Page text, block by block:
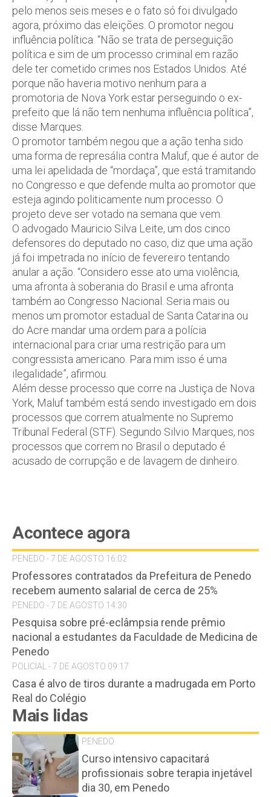
pelo menos seis meses e o fato só foi divulgado
agora, próximo das eleições. O promotor negou
influência política. “Não se trata de perseguição
política e sim de um processo criminal em razão
dele ter cometido crimes nos Estados Unidos. Até
porque não haveria motivo nenhum para a
promotoria de Nova York estar perseguindo o ex-
prefeito que lá não tem nenhuma influência política”,
disse Marques.
O promotor também negou que a ação tenha sido
uma forma de represália contra Maluf, que é autor de
uma lei apelidada de “mordaça”, que está tramitando
no Congresso e que defende multa ao promotor que
esteja agindo politicamente num processo. O
projeto deve ser votado na semana que vem.
O advogado Mauricio Silva Leite, um dos cinco
defensores do deputado no caso, diz que uma ação
já foi impetrada no início de fevereiro tentando
anular a ação. “Considero esse ato uma violência,
uma afronta à soberania do Brasil e uma afronta
também ao Congresso Nacional. Seria mais ou
menos um promotor estadual de Santa Catarina ou
do Acre mandar uma ordem para a polícia
internacional para criar uma restrição para um
congressista americano. Para mim isso é uma
ilegalidade”, afirmou.
Além desse processo que corre na Justiça de Nova
York, Maluf também está sendo investigado em dois
processos que correm atualmente no Supremo
Tribunal Federal (STF). Segundo Silvio Marques, nos
processos que correm no Brasil o deputado é
acusado de corrupção e de lavagem de dinheiro.
Acontece agora
PENEDO - 7 DE AGOSTO 16:02
Professores contratados da Prefeitura de Penedo
recebem aumento salarial de cerca de 25%
PENEDO - 7 DE AGOSTO 14:30
Pesquisa sobre pré-eclâmpsia rende prêmio
nacional a estudantes da Faculdade de Medicina de
Penedo
POLICIAL - 7 DE AGOSTO 09:17
Casa é alvo de tiros durante a madrugada em Porto
Real do Colégio
Mais lidas
PENEDO
Curso intensivo capacitará
profissionais sobre terapia injetável
dia 30, em Penedo